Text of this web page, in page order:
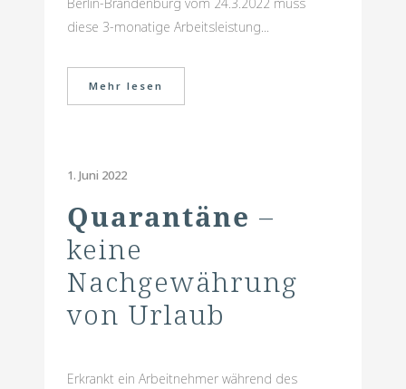
diese 3-monatige Arbeitsleistung...
Mehr lesen
1. Juni 2022
Quarantäne –
keine
Nachgewährung
von Urlaub
Erkrankt ein Arbeitnehmer während des